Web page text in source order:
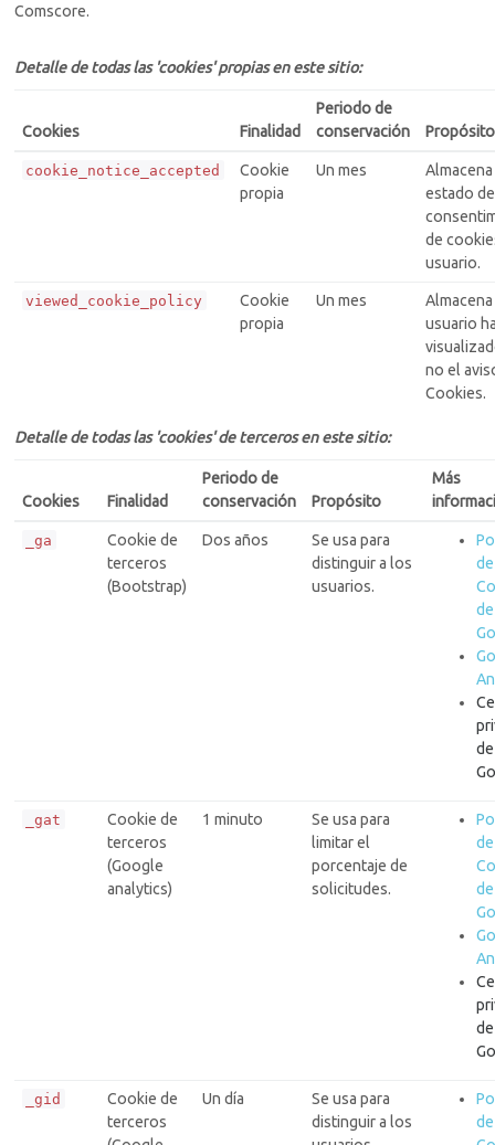
Comscore.
Detalle de todas las 'cookies' propias en este sitio:
Cookies Finalidad
Periodo de
conservación
Propósito
cookie_notice_accepted
Cookie
propia
Un mes
estado de
de
usuario.
viewed_cookie_policy
Cookie
propia
Un mes
usuario
no el
Cookies.
Detalle de todas las 'cookies' de terceros en este sitio:
Cookies Finalidad
Periodo de
conservación
Propósito
Más
_ga
Cookie de
terceros
(Bootstrap)
Dos años
Se usa para
distinguir a los
usuarios.
de
de
de
_gat
Cookie de
terceros
(Google
analytics)
1 minuto
Se usa para
limitar el
porcentaje de
solicitudes.
de
de
de
_gid
Cookie de
terceros
Un día
Se usa para
distinguir a los
de